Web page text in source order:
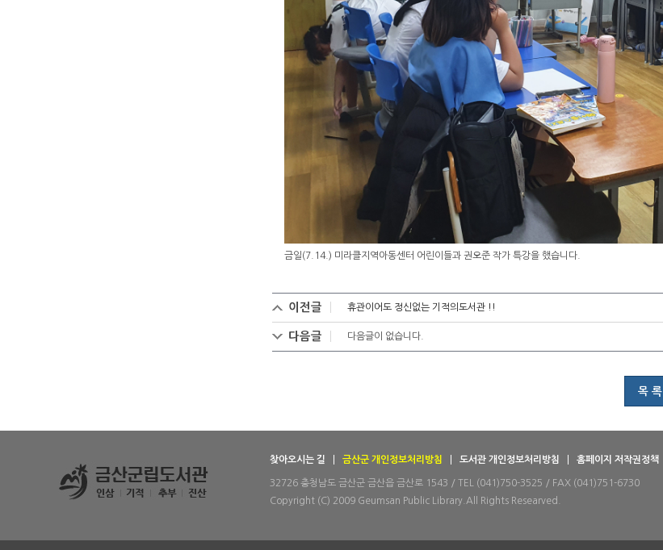
금일(7.14.) 미라클지역아동센터 어린이들과 권오준 작가 특강을 했습니다.
이전글 휴관이어도 정신없는 기적의도서관 !!
다음글 다음글이 없습니다.
목 록
찾아오시는 길 금산군 개인정보처리방침 도서관 개인정보처리방침 홈페이지 저작권정책
32726 충청남도 금산군 금산읍 금산로 1543 / TEL (041)750-3525 / FAX (041)751-6730
Copyright (C) 2009 Geumsan Public Library.All Rights Researved.